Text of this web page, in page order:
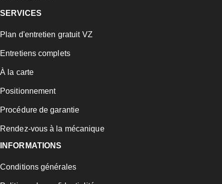
SERVICES
Plan d'entretien gratuit VZ
Entretiens complets
À la carte
Positionnement
Procédure de garantie
Rendez-vous à la mécanique
INFORMATIONS
Conditions générales